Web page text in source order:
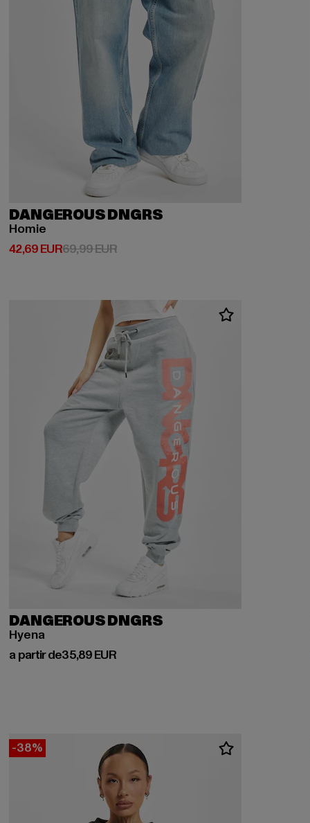
DANGEROUS DNGRS
Homie
42,69 EUR
Prix courant: 42,69 EUR
69,99 EURPrix en promotion: 69,99 EUR
DANGEROUS DNGRS
Hyena
a partir de35,89 EUR
Prix courant: A partir de 35,89 EUR
-38%